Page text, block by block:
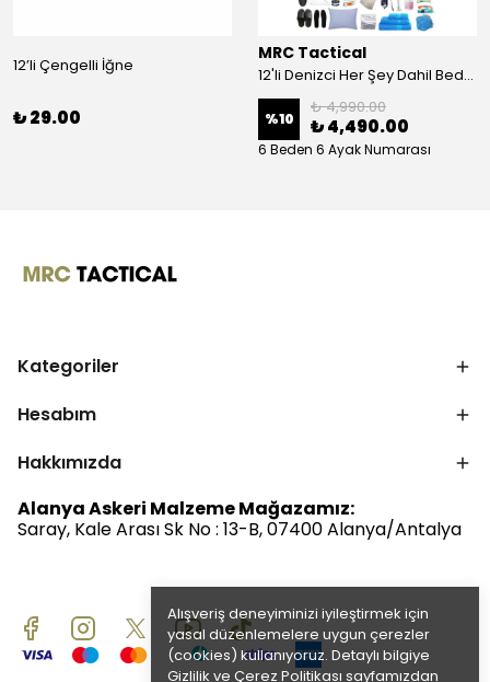
Alışveriş deneyiminizi iyileştirmek için
yasal düzenlemelere uygun çerezler
(cookies) kullanıyoruz. Detaylı bilgiye
Gizlilik ve Çerez Politikası sayfamızdan
12’li Çengelli İğne
₺ 29.00
MRC Tactical
12'li Denizci Her Şey Dahil Bedelli Askerlik Seti
%10
₺ 4,990.00
₺ 4,490.00
6 Beden 6 Ayak Numarası
Kategoriler
Hesabım
Hakkımızda
Alanya Askeri Malzeme Mağazamız:
Saray, Kale Arası Sk No : 13-B, 07400 Alanya/Antalya